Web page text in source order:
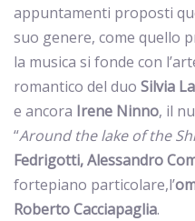
appuntamenti proposti
suo genere, come quello
la musica si fonde con
romantico del duo Silvia
e ancora Irene Ninno, il
“Around the lake of the
Fedrigotti, Alessandro
fortepiano particolare,l’
Roberto Cacciapaglia.